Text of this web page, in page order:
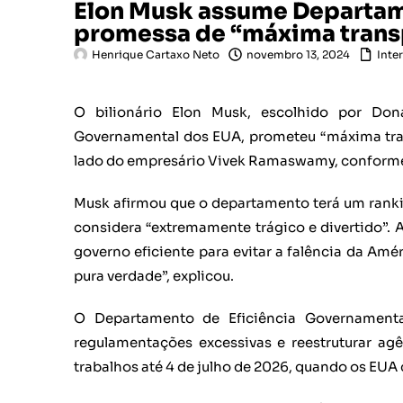
Elon Musk assume
promessa de “máxima
Henrique Cartaxo Neto novembro 13, 2024
O bilionário Elon Musk, escolhido por
Governamental dos EUA, prometeu “máxima
lado do empresário Vivek Ramaswamy,
Musk afirmou que o departamento terá um
considera “extremamente trágico e
governo eficiente para evitar a falência da
pura verdade”, explicou.
O Departamento de Eficiência
regulamentações excessivas e reestruturar
trabalhos até 4 de julho de 2026, quando os